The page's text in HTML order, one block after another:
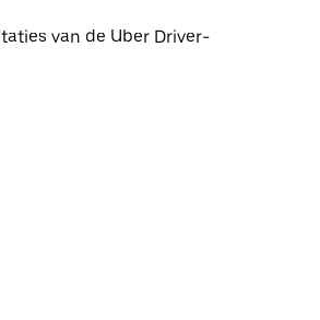
van de Uber Driver-